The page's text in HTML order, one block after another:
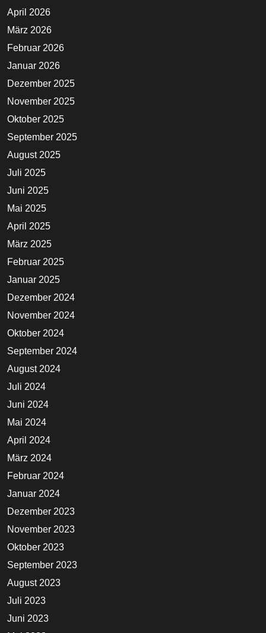
April 2026
März 2026
Februar 2026
Januar 2026
Dezember 2025
November 2025
Oktober 2025
September 2025
August 2025
Juli 2025
Juni 2025
Mai 2025
April 2025
März 2025
Februar 2025
Januar 2025
Dezember 2024
November 2024
Oktober 2024
September 2024
August 2024
Juli 2024
Juni 2024
Mai 2024
April 2024
März 2024
Februar 2024
Januar 2024
Dezember 2023
November 2023
Oktober 2023
September 2023
August 2023
Juli 2023
Juni 2023